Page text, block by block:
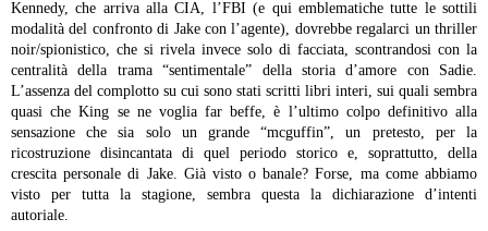
Kennedy, che arriva alla CIA, l’FBI (e qui emblematiche tutte le sottili
modalità del confronto di Jake con l’agente), dovrebbe regalarci un thriller
noir/spionistico, che si rivela invece solo di facciata, scontrandosi con la
centralità della trama “sentimentale” della storia d’amore con Sadie.
L’assenza del complotto su cui sono stati scritti libri interi, sui quali sembra
quasi che King se ne voglia far beffe, è l’ultimo colpo definitivo alla
sensazione che sia solo un grande “mcguffin”, un pretesto, per la
ricostruzione disincantata di quel periodo storico e, soprattutto, della
crescita personale di Jake. Già visto o banale? Forse, ma come abbiamo
visto per tutta la stagione, sembra questa la dichiarazione d’intenti
autoriale.